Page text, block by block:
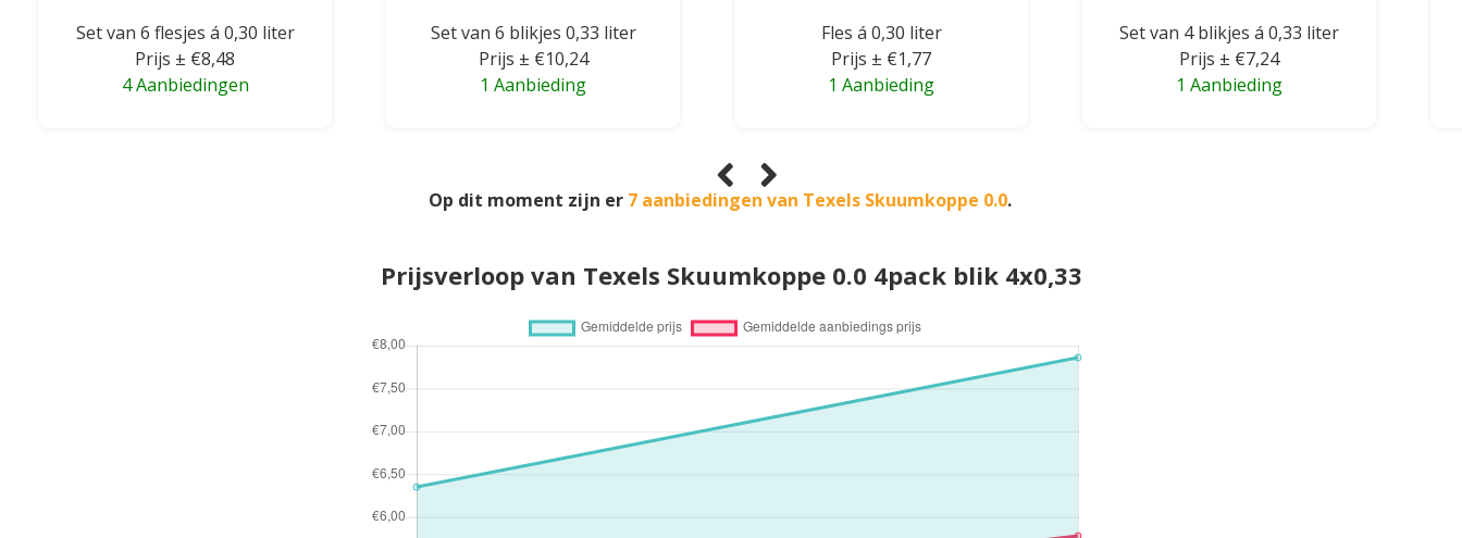
Set van 6 flesjes á 0,30 liter
Prijs ± €8,48
4 Aanbiedingen
Set van 6 blikjes 0,33 liter
Prijs ± €10,24
1 Aanbieding
Fles á 0,30 liter
Prijs ± €1,77
1 Aanbieding
Set van 4 blikjes á 0,33 liter
Prijs ± €7,24
1 Aanbieding
Op dit moment zijn er 7 aanbiedingen van Texels Skuumkoppe 0.0.
Prijsverloop van Texels Skuumkoppe 0.0 4pack blik 4x0,33